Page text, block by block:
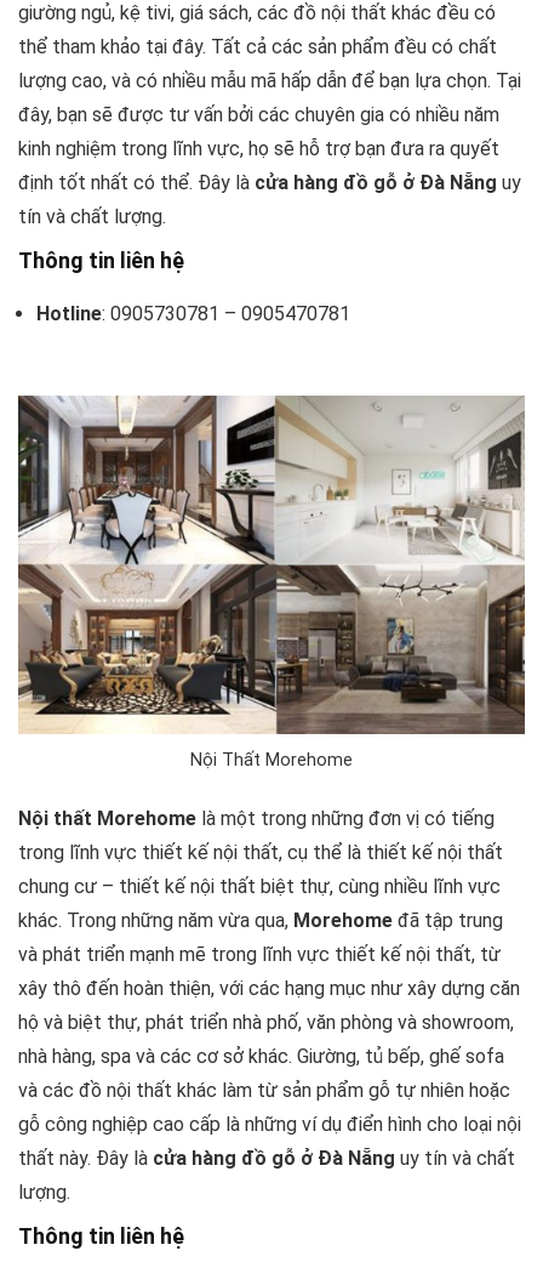
giường ngủ, kệ tivi, giá sách, các đồ nội thất khác đều có
thể tham khảo tại đây. Tất cả các sản phẩm đều có chất
lượng cao, và có nhiều mẫu mã hấp dẫn để bạn lựa chọn. Tại
đây, bạn sẽ được tư vấn bởi các chuyên gia có nhiều năm
kinh nghiệm trong lĩnh vực, họ sẽ hỗ trợ bạn đưa ra quyết
định tốt nhất có thể. Đây là cửa hàng đồ gỗ ở Đà Nẵng uy
tín và chất lượng.
Thông tin liên hệ
Hotline: 0905730781 – 0905470781
Nội Thất Morehome
Nội thất Morehome là một trong những đơn vị có tiếng
trong lĩnh vực thiết kế nội thất, cụ thể là thiết kế nội thất
chung cư – thiết kế nội thất biệt thự, cùng nhiều lĩnh vực
khác. Trong những năm vừa qua, Morehome đã tập trung
và phát triển mạnh mẽ trong lĩnh vực thiết kế nội thất, từ
xây thô đến hoàn thiện, với các hạng mục như xây dựng căn
hộ và biệt thự, phát triển nhà phố, văn phòng và showroom,
nhà hàng, spa và các cơ sở khác. Giường, tủ bếp, ghế sofa
và các đồ nội thất khác làm từ sản phẩm gỗ tự nhiên hoặc
gỗ công nghiệp cao cấp là những ví dụ điển hình cho loại nội
thất này. Đây là cửa hàng đồ gỗ ở Đà Nẵng uy tín và chất
lượng.
Thông tin liên hệ